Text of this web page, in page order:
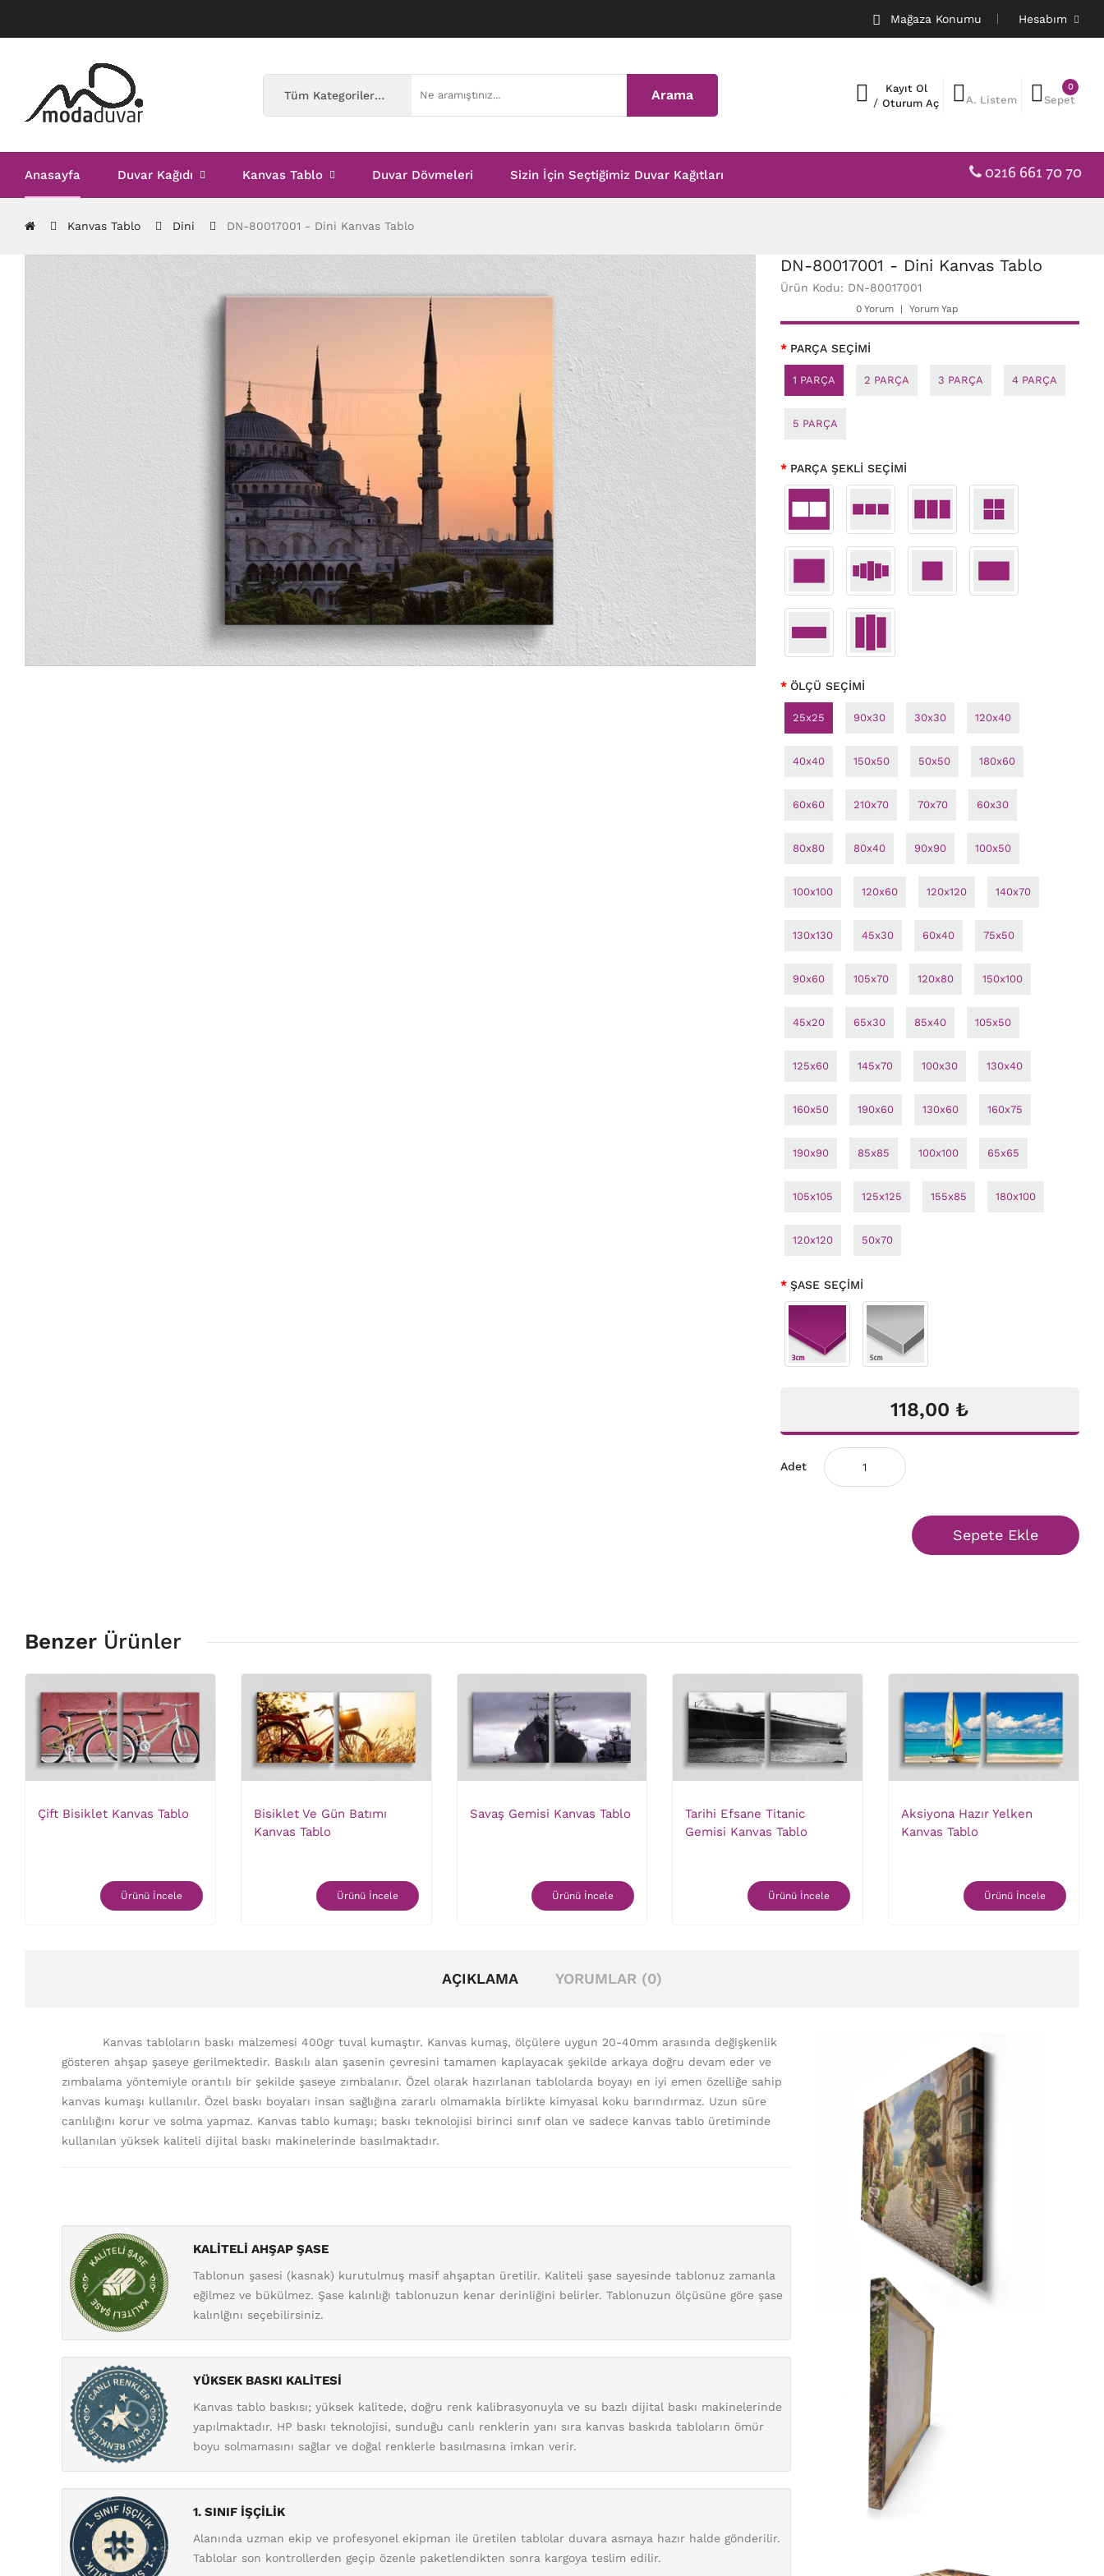
Mağaza Konumu Hesabım
Kayıt Ol
/ Oturum Aç A. Listem
0
Sepet
Tüm Kategoriler Arama
Anasayfa Duvar Kağıdı Kanvas Tablo Duvar Dövmeleri Sizin İçin Seçtiğimiz Duvar Kağıtları 0216 661 70 70
Kanvas Tablo Dini DN-80017001 - Dini Kanvas Tablo
DN-80017001 - Dini Kanvas Tablo
Ürün Kodu: DN-80017001
0 Yorum Yorum Yap
PARÇA SEÇİMİ
1 PARÇA 2 PARÇA 3 PARÇA 4 PARÇA
5 PARÇA
PARÇA ŞEKLİ SEÇİMİ
ÖLÇÜ SEÇİMİ
25x25 90x30 30x30 120x40
40x40 150x50 50x50 180x60
60x60 210x70 70x70 60x30
80x80 80x40 90x90 100x50
100x100 120x60 120x120 140x70
130x130 45x30 60x40 75x50
90x60 105x70 120x80 150x100
45x20 65x30 85x40 105x50
125x60 145x70 100x30 130x40
160x50 190x60 130x60 160x75
190x90 85x85 100x100 65x65
105x105 125x125 155x85 180x100
120x120 50x70
ŞASE SEÇİMİ
118,00 ₺
Adet
Sepete Ekle
Benzer Ürünler
Çift Bisiklet Kanvas Tablo
Ürünü İncele
Bisiklet Ve Gün Batımı
Kanvas Tablo
Ürünü İncele
Savaş Gemisi Kanvas Tablo
Ürünü İncele
Tarihi Efsane Titanic
Gemisi Kanvas Tablo
Ürünü İncele
Aksiyona Hazır Yelken
Kanvas Tablo
Ürünü İncele
AÇIKLAMA YORUMLAR (0)
Kanvas tabloların baskı malzemesi 400gr tuval kumaştır. Kanvas kumaş, ölçülere uygun 20-40mm arasında değişkenlik
gösteren ahşap şaseye gerilmektedir. Baskılı alan şasenin çevresini tamamen kaplayacak şekilde arkaya doğru devam eder ve
zımbalama yöntemiyle orantılı bir şekilde şaseye zımbalanır. Özel olarak hazırlanan tablolarda boyayı en iyi emen özelliğe sahip
kanvas kumaşı kullanılır. Özel baskı boyaları insan sağlığına zararlı olmamakla birlikte kimyasal koku barındırmaz. Uzun süre
canlılığını korur ve solma yapmaz. Kanvas tablo kumaşı; baskı teknolojisi birinci sınıf olan ve sadece kanvas tablo üretiminde
kullanılan yüksek kaliteli dijital baskı makinelerinde basılmaktadır.
KALİTELİ AHŞAP ŞASE
Tablonun şasesi (kasnak) kurutulmuş masif ahşaptan üretilir. Kaliteli şase sayesinde tablonuz zamanla
eğilmez ve bükülmez. Şase kalınlığı tablonuzun kenar derinliğini belirler. Tablonuzun ölçüsüne göre şase
kalınlğını seçebilirsiniz.
YÜKSEK BASKI KALİTESİ
Kanvas tablo baskısı; yüksek kalitede, doğru renk kalibrasyonuyla ve su bazlı dijital baskı makinelerinde
yapılmaktadır. HP baskı teknolojisi, sunduğu canlı renklerin yanı sıra kanvas baskıda tabloların ömür
boyu solmamasını sağlar ve doğal renklerle basılmasına imkan verir.
1. SINIF İŞÇİLİK
Alanında uzman ekip ve profesyonel ekipman ile üretilen tablolar duvara asmaya hazır halde gönderilir.
Tablolar son kontrollerden geçip özenle paketlendikten sonra kargoya teslim edilir.